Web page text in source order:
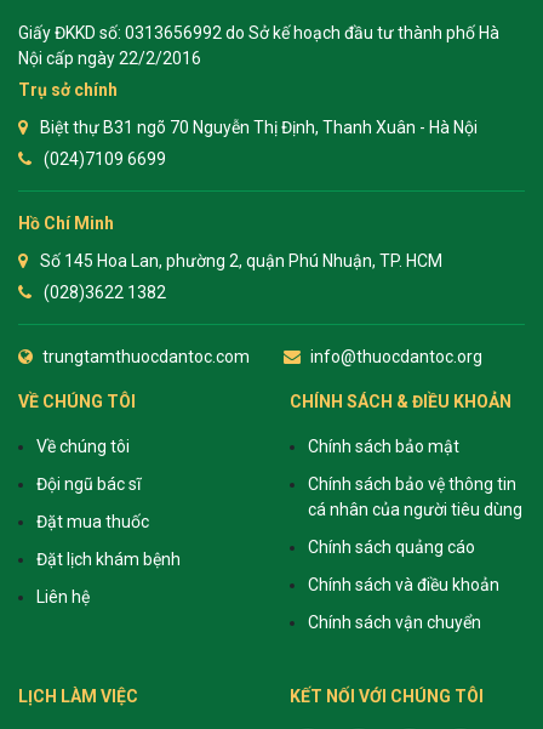
Giấy ĐKKD số: 0313656992 do Sở kế hoạch đầu tư thành phố Hà
Nội cấp ngày 22/2/2016
Trụ sở chính
Biệt thự B31 ngõ 70 Nguyễn Thị Định, Thanh Xuân - Hà Nội
(024)7109 6699
Hồ Chí Minh
Số 145 Hoa Lan, phường 2, quận Phú Nhuận, TP. HCM
(028)3622 1382
trungtamthuocdantoc.com info@thuocdantoc.org
VỀ CHÚNG TÔI
Về chúng tôi
Đội ngũ bác sĩ
Đặt mua thuốc
Đặt lịch khám bệnh
Liên hệ
CHÍNH SÁCH & ĐIỀU KHOẢN
Chính sách bảo mật
Chính sách bảo vệ thông tin
cá nhân của người tiêu dùng
Chính sách quảng cáo
Chính sách và điều khoản
Chính sách vận chuyển
LỊCH LÀM VIỆC KẾT NỐI VỚI CHÚNG TÔI